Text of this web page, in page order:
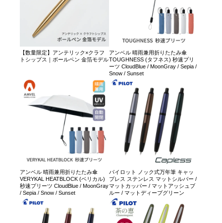
【数量限定】アンテリック×クラフ
トシップス｜ボールペン 金箔モデル
アンベル 晴雨兼用折りたたみ傘
TOUGHNESS (タフネス) 秒速プリ
ーツ CloudBlue / MoonGray / Sepia /
Snow / Sunset
アンベル 晴雨兼用折りたたみ傘
VERYKAL HEATBLOCK (ベリカル)
秒速プリーツ CloudBlue / MoonGray
/ Sepia / Snow / Sunset
パイロット ノック式万年筆 キャッ
プレス ステンレス マットシルバー /
マットカッパー / マットアッシュブ
ルー / マットディープグリーン